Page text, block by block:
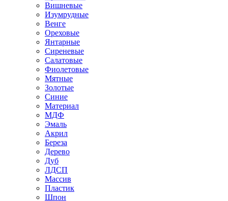
Вишневые
Изумрудные
Венге
Ореховые
Янтарные
Сиреневые
Салатовые
Фиолетовые
Мятные
Золотые
Синие
Материал
МДФ
Эмаль
Акрил
Береза
Дерево
Дуб
ЛДСП
Массив
Пластик
Шпон